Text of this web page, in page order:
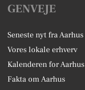
GENVEJE
Seneste nyt fra Aarhus
Vores lokale erhverv
Kalenderen for Aarhus
Fakta om Aarhus